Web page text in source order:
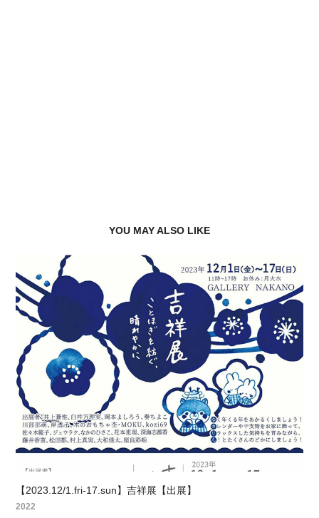
YOU MAY ALSO LIKE
【2023.12/1.fri-17.sun】吉祥展【出展】
2022